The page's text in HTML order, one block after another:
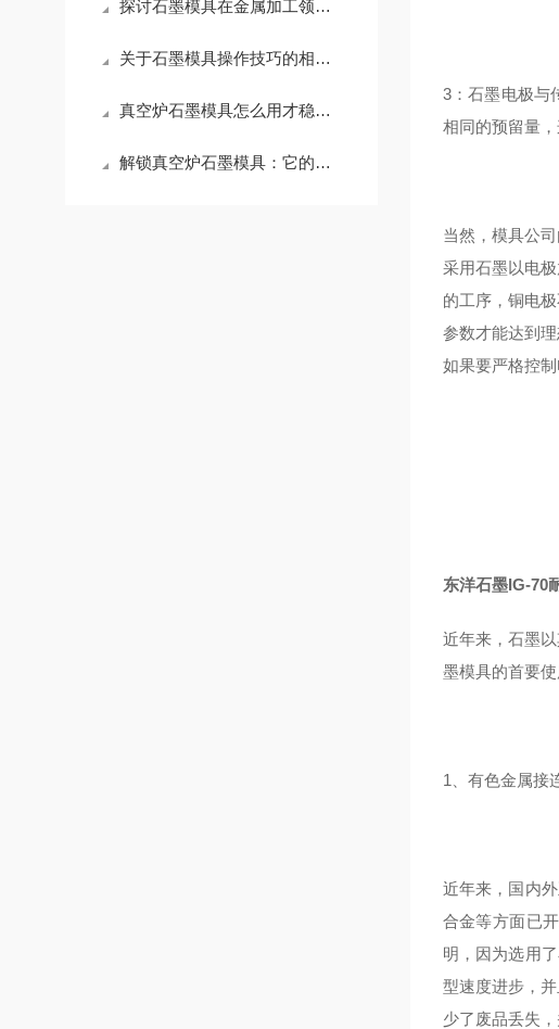
探讨石墨模具在金属加工领域的应用
关于石墨模具操作技巧的相关介绍
真空炉石墨模具怎么用才稳？这几点注意事项，越早知道越省心
解锁真空炉石墨模具：它的应用版图，远超你想象
3：石墨电极与
相同的预留量
当然，模具公
采用石墨以电
的工序，铜电
参数才能达到
如果要严格控
东洋石墨IG-70
近年来，石墨
墨模具的首要使
1、有色金属接
近年来，国内
合金等方面已
明，因为选用
型速度进步，
少了废品丢失